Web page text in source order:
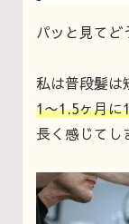
パッと見てど
私は普段髪は
1〜1.5ヶ月に
長く感じてし